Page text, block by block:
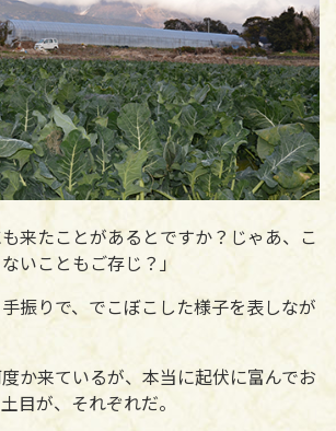
も来たことがあるとですか？じゃあ、こ
いこともご存じ？」
振りで、でこぼこした様子を表しなが
か来ているが、本当に起伏に富んでお
目が、それぞれだ。